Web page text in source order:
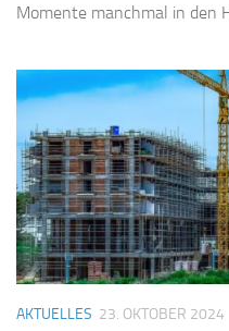
Momente manchmal in den
AKTUELLES 23. OKTOBER 2024